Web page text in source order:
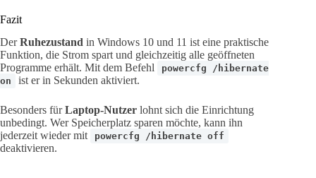
Fazit
DerRuhezustand in Windows 10 und 11 ist eine praktische
Funktion, die Strom spart und gleichzeitig alle geöffneten
Programme erhält. Mit dem Befehl
powercfg /hibernate
on
ist er in Sekunden aktiviert.
Besonders fürLaptop-Nutzer lohnt sich die Einrichtung
unbedingt. Wer Speicherplatz sparen möchte, kann ihn
jederzeit wieder mit
powercfg /hibernate off
deaktivieren.